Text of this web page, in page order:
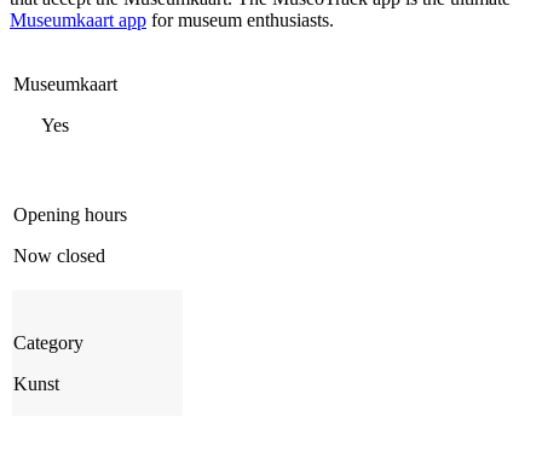
Museumkaart app for museum enthusiasts.
Museumkaart
Yes
Opening hours
Now closed
Category
Kunst